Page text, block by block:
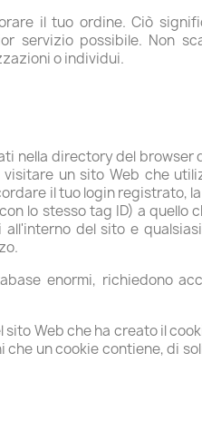
il tuo ordine. Ciò
possibile. Non
o individui.
nella directory del
un sito Web che
il tuo login registrato,
lo stesso tag ID) a quello
del sito e
enormi, richiedono
Web che ha creato il
un cookie contiene, di